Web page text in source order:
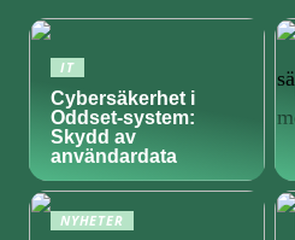
IT
Cybersäkerhet i
Oddset-system:
Skydd av
användardata
NYHETER